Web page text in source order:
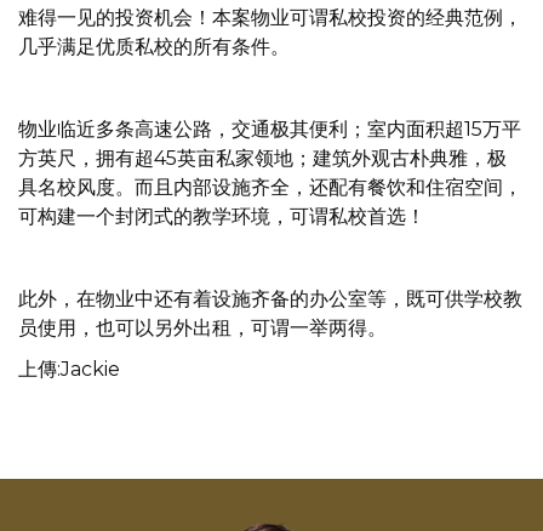
难得一见的投资机会！本案物业可谓私校投资的经典范例，
几乎满足优质私校的所有条件。
物业临近多条高速公路，交通极其便利；室内面积超15万平
方英尺，拥有超45英亩私家领地；建筑外观古朴典雅，极
具名校风度。而且内部设施齐全，还配有餐饮和住宿空间，
可构建一个封闭式的教学环境，可谓私校首选！
此外，在物业中还有着设施齐备的办公室等，既可供学校教
员使用，也可以另外出租，可谓一举两得。
上傳:Jackie